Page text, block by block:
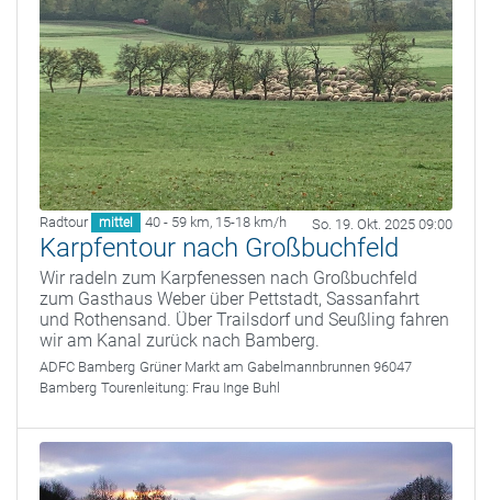
Radtour mittel 40 - 59 km, 15-18 km/h So. 19. Okt. 2025 09:00
Karpfentour nach Großbuchfeld
Wir radeln zum Karpfenessen nach Großbuchfeld
zum Gasthaus Weber über Pettstadt, Sassanfahrt
und Rothensand. Über Trailsdorf und Seußling fahren
wir am Kanal zurück nach Bamberg.
ADFC Bamberg Grüner Markt am Gabelmannbrunnen 96047
Bamberg Tourenleitung: Frau Inge Buhl